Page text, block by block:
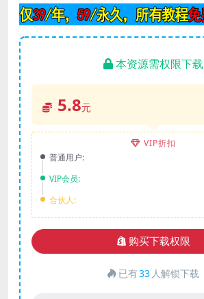
本资源需权限下载
5.8元
VIP折扣
普通用户:
VIP会员:
合伙人:
购买下载权限
已有33 人解锁下载